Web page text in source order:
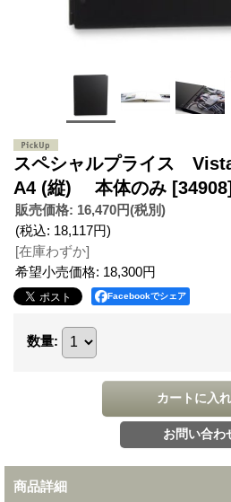
スペシャルプライス
A4 (縦) 本体のみ
販売価格: 16,470円(税別)
(税込: 18,117円)
[在庫わずか]
希望小売価格: 18,300円
Facebookでシェア
数量:
商品詳細